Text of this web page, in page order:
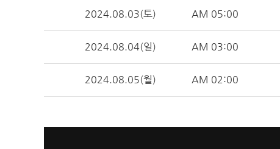
2024.08.03(토) AM 05:00
2024.08.04(일) AM 03:00
2024.08.05(월) AM 02:00